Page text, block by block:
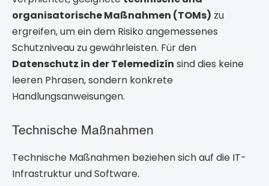
organisatorische Maßnahmen (TOMs) zu
ergreifen, um ein dem Risiko angemessenes
Schutzniveau zu gewährleisten. Für den
Datenschutz in der Telemedizin sind dies keine
leeren Phrasen, sondern konkrete
Handlungsanweisungen.
Technische Maßnahmen
Technische Maßnahmen beziehen sich auf die IT-
Infrastruktur und Software.